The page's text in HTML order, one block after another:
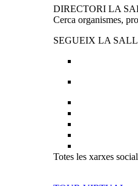
DIRECTORI LA
Cerca organismes,
SEGUEIX LA
Totes les xarxes